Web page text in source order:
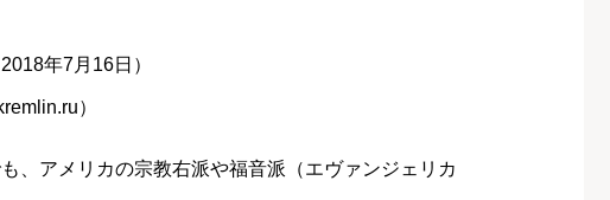
年7月16日）
）
、アメリカの宗教右派や福音派（エヴァンジェリカ